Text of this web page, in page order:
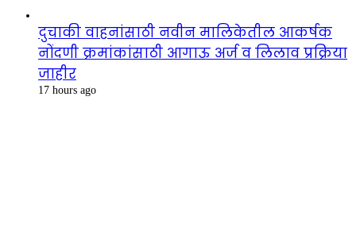
दुचाकी वाहनांसाठी नवीन मालिकेतील आकर्षक
नोंदणी क्रमांकांसाठी आगाऊ अर्ज व लिलाव प्रक्रिया
जाहीर
17 hours ago